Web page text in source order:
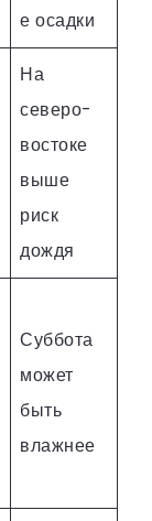
е осадки
На
северо-
востоке
выше
риск
дождя
Суббота
может
быть
влажнее